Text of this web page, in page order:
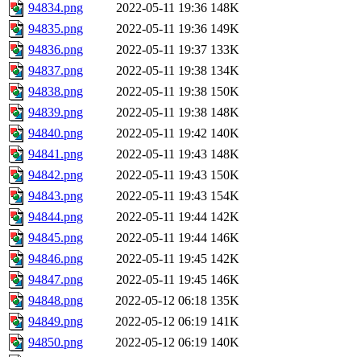
94834.png
2022-05-11 19:36 148K
94835.png
2022-05-11 19:36 149K
94836.png
2022-05-11 19:37 133K
94837.png
2022-05-11 19:38 134K
94838.png
2022-05-11 19:38 150K
94839.png
2022-05-11 19:38 148K
94840.png
2022-05-11 19:42 140K
94841.png
2022-05-11 19:43 148K
94842.png
2022-05-11 19:43 150K
94843.png
2022-05-11 19:43 154K
94844.png
2022-05-11 19:44 142K
94845.png
2022-05-11 19:44 146K
94846.png
2022-05-11 19:45 142K
94847.png
2022-05-11 19:45 146K
94848.png
2022-05-12 06:18 135K
94849.png
2022-05-12 06:19 141K
94850.png
2022-05-12 06:19 140K